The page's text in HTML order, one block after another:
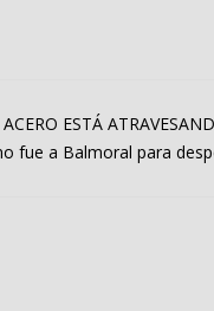
ESTÁ
fue a Balmoral para